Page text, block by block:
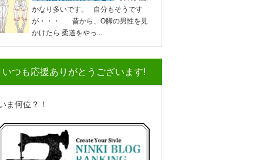
かなり多いです。 自分もそうです
が・・・ 昔から、O脚の男性を見
かけたら 柔道をやっ...
いつも応援ありがとうございます!
ま何位？！